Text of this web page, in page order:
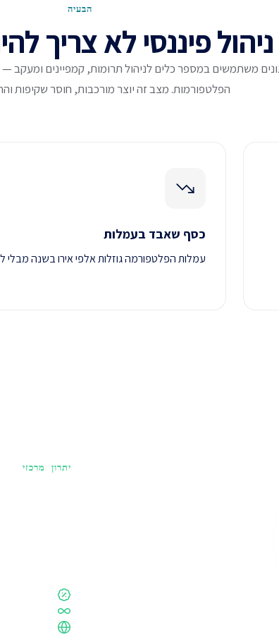
הבעיה
ניהול פיננסי לא צריך
משתמשים במספר כלים לניהול תרומות, קמפיינים ומעקב
הפלטפורמות. מצב זה יוצר מורכבות, חוסר שקיפות
כסף שאבד בעמלות
עמלות הפלטפורמה גוזלות אלפי אירו בשנה מבלי
יתרון מרכזי